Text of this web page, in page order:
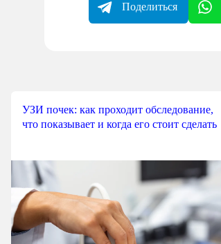
Поделиться
УЗИ почек: как проходит обследование,
что показывает и когда его стоит сделать